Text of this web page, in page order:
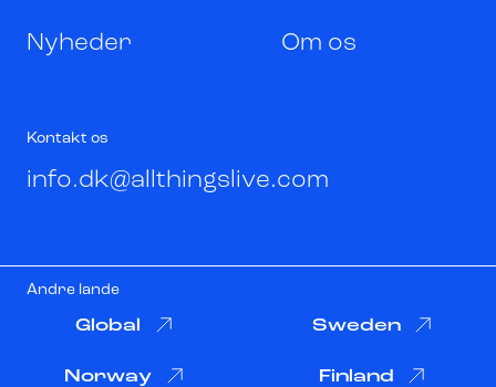
Nyheder Om os
Kontakt os
info.dk@allthingslive.com
Andre lande
Global Sweden
Norway Finland